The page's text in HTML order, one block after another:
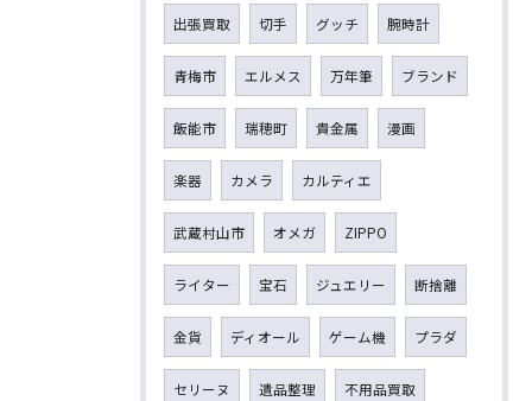
出張買取 切手 グッチ 腕時計
青梅市 エルメス 万年筆 ブランド
飯能市 瑞穂町 貴金属 漫画
楽器 カメラ カルティエ
武蔵村山市 オメガ ZIPPO
ライター 宝石 ジュエリー 断捨離
金貨 ディオール ゲーム機 プラダ
セリーヌ 遺品整理 不用品買取